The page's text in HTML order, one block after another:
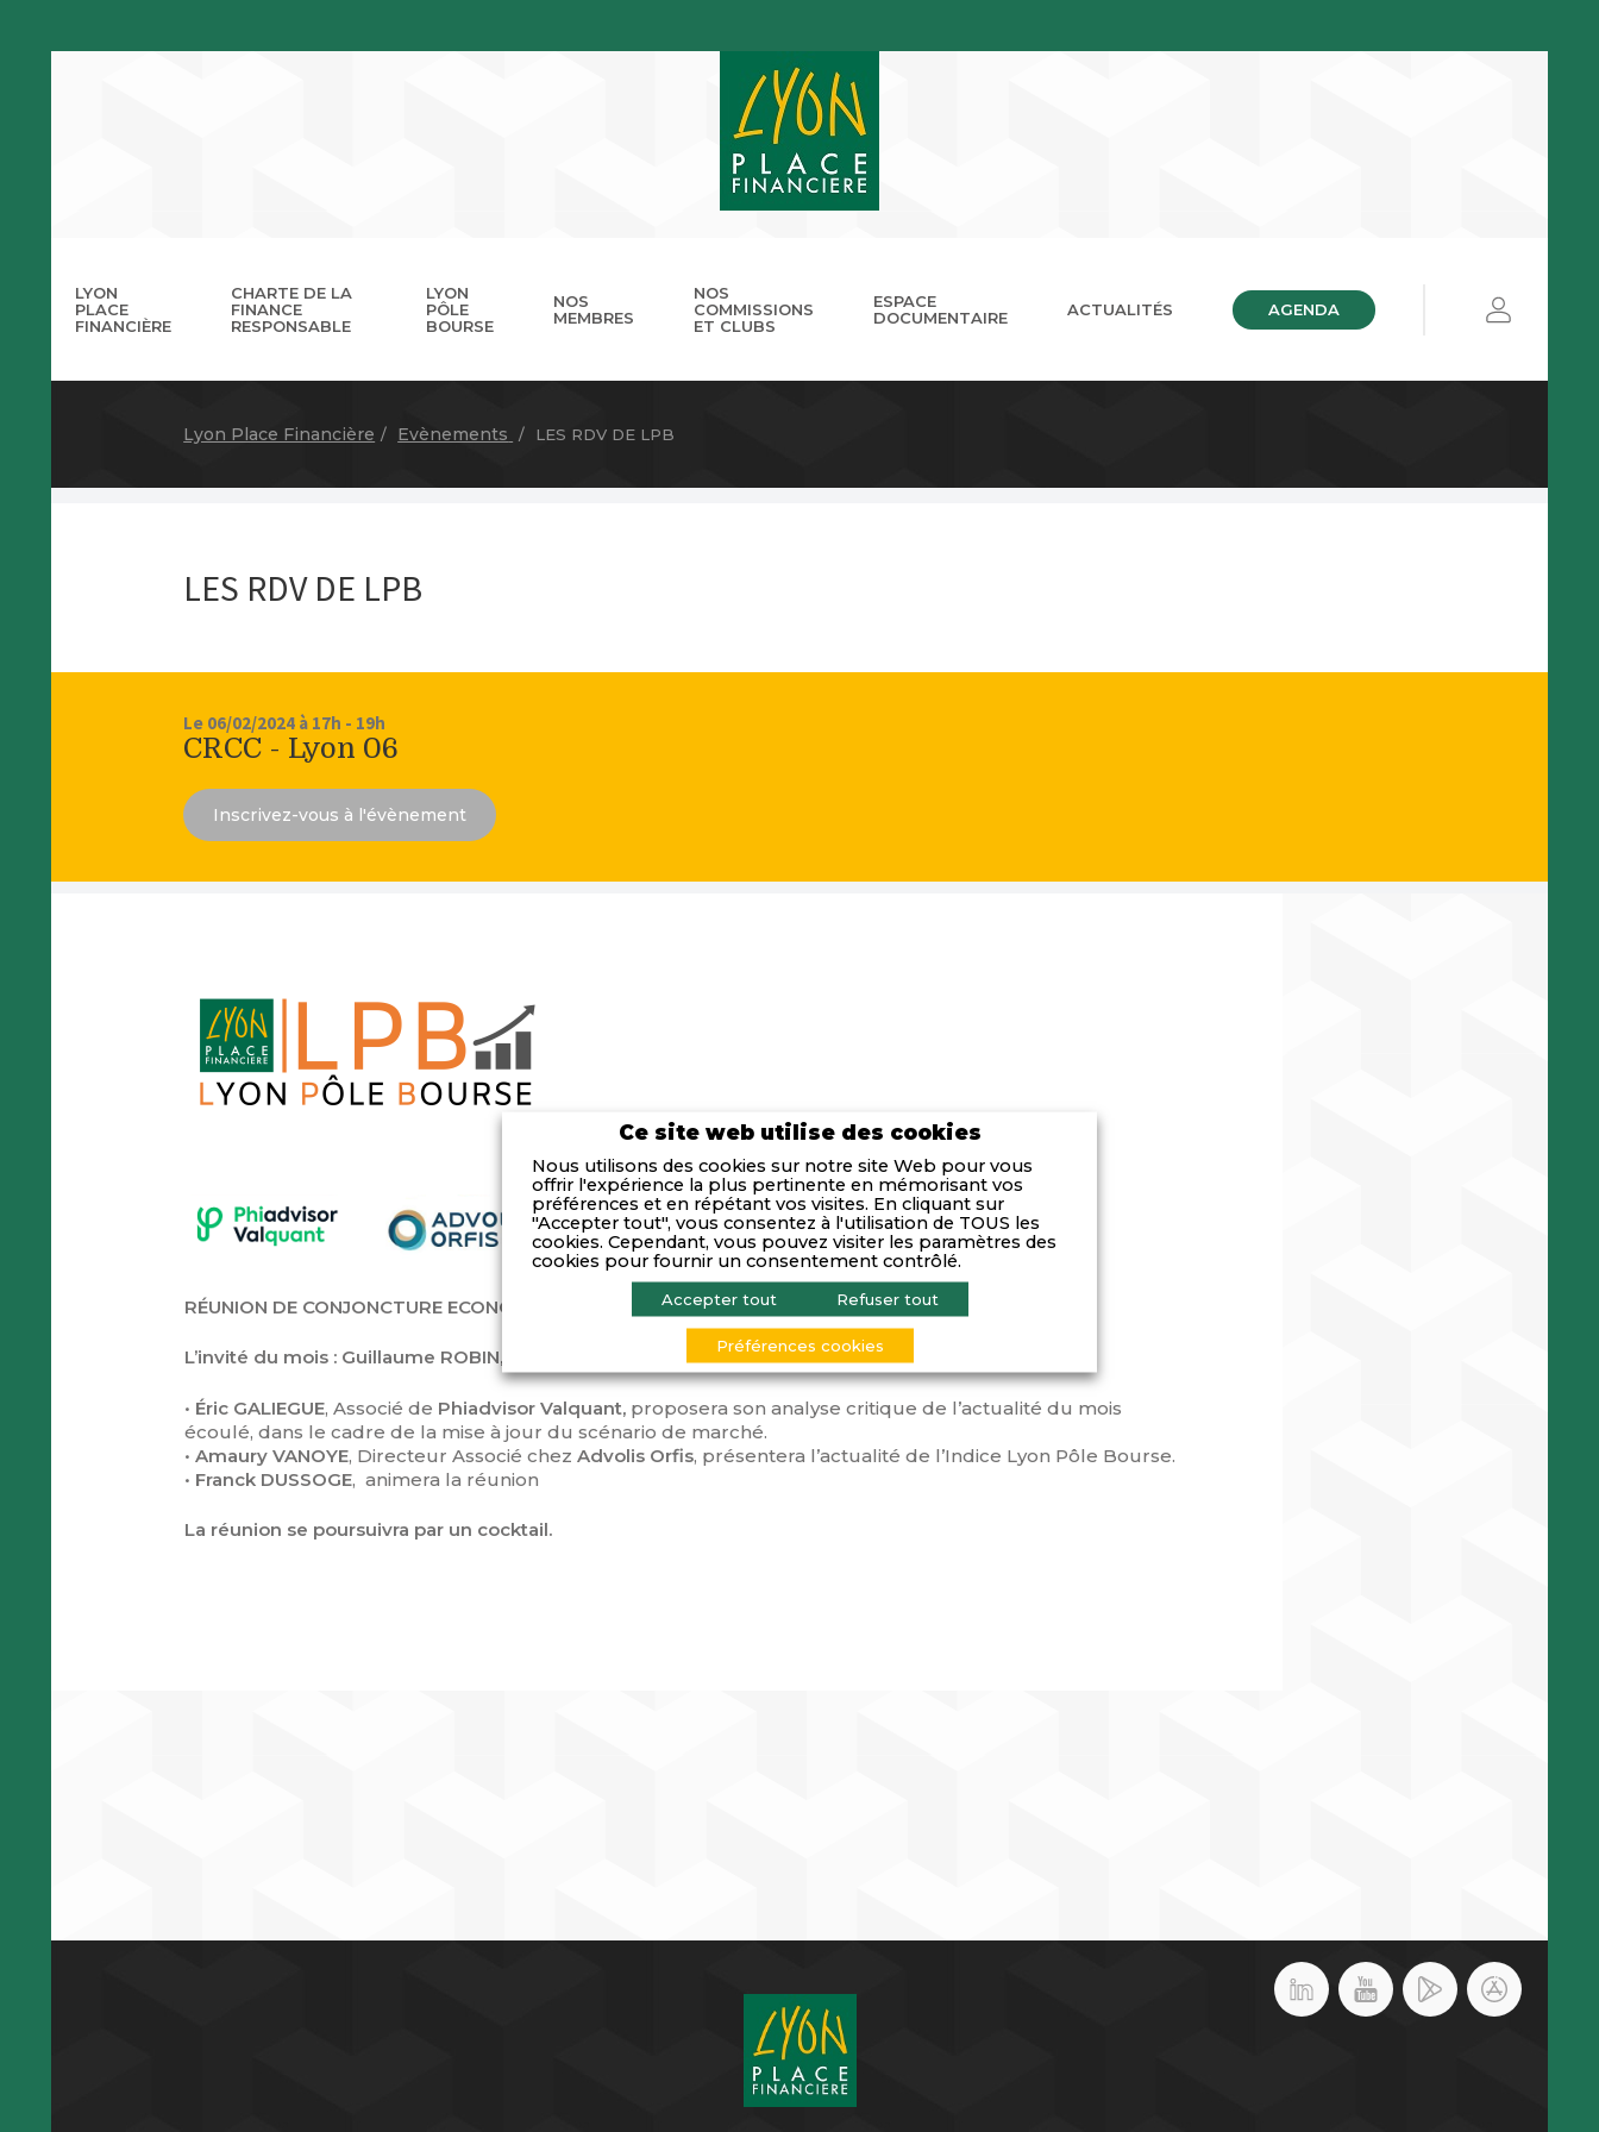
LYON
PLACE
FINANCIÈRE
La gouvernance Les missions Le réseau des Places Financières
CHARTE DE LA
FINANCE
RESPONSABLE
LYON
PÔLE
BOURSE
Présentation Les RDV de LPB Le Forum LPB
NOS
MEMBRES
Annuaire Devenir membre Club Cordélia Photothèque
NOS
COMMISSIONS
ET CLUBS
ESPACE
DOCUMENTAIRE
ACTUALITÉS AGENDA
Lyon Place Financière Evènements LES RDV DE LPB
LES RDV DE LPB
Le 06/02/2024 à 17h - 19h
CRCC - Lyon 06
Inscrivez-vous à l'évènement
RÉUNION DE CONJONCTURE ECONOMIQUE, BOURSIÈRE ET FINANCIÈRE
L’invité du mois : Guillaume ROBIN, PDG de Thermador Groupe
• Éric GALIEGUE, Associé de Phiadvisor Valquant,proposera son analyse critique de l’actualité du mois
écoulé, dans le cadre de la mise à jour du scénario de marché.
• Amaury VANOYE, Directeur Associé chez Advolis Orfis, présentera l’actualité de l’Indice Lyon Pôle Bourse.
• Franck DUSSOGE, animera la réunion
La réunion se poursuivra par un cocktail.
Ce site web utilise des cookies
Nous utilisons des cookies sur notre site Web pour vous
offrir l'expérience la plus pertinente en mémorisant vos
préférences et en répétant vos visites. En cliquant sur
"Accepter tout", vous consentez à l'utilisation de TOUS les
cookies. Cependant, vous pouvez visiter les paramètres des
cookies pour fournir un consentement contrôlé.
Accepter tout Refuser tout
Préférences cookies